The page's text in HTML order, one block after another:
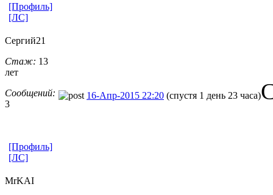
[Профиль]
[ЛС]
Сергий21
Стаж: 13
лет
Сообщений:
3
16-Апр-2015 22:20 (спустя 1 день 23 часа)
[Профиль]
[ЛС]
MrKAI